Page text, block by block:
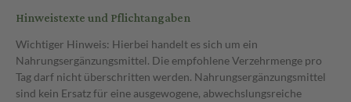
Hinweistexte und Pflichtangaben
Wichtiger Hinweis: Hierbei handelt es sich um ein
Nahrungsergänzungsmittel. Die empfohlene Verzehrmenge pro
Tag darf nicht überschritten werden. Nahrungsergänzungsmittel
sind kein Ersatz für eine ausgewogene, abwechslungsreiche